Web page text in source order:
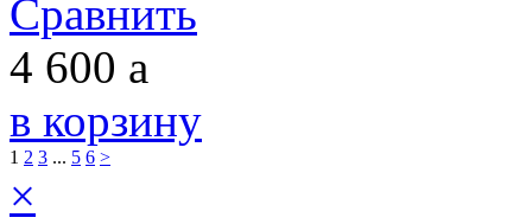
Сравнить
4 600 a
в корзину
1 2 3 ... 5 6 >
×